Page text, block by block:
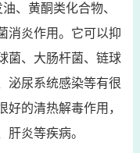
、黄酮类化合物、
消炎作用。它可以抑
菌、大肠杆菌、链球
泌尿系统感染等有很
的清热解毒作用，
肝炎等疾病。